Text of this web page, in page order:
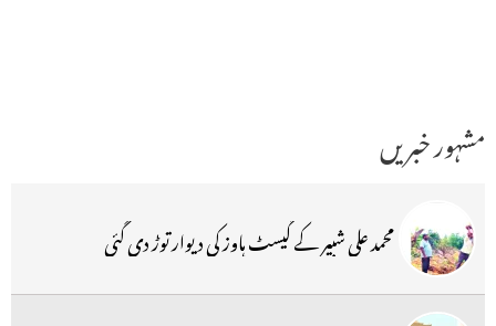
مشہور خبریں
محمد علی شبیر کے گیسٹ ہاوز کی دیوار توڑ دی گئی